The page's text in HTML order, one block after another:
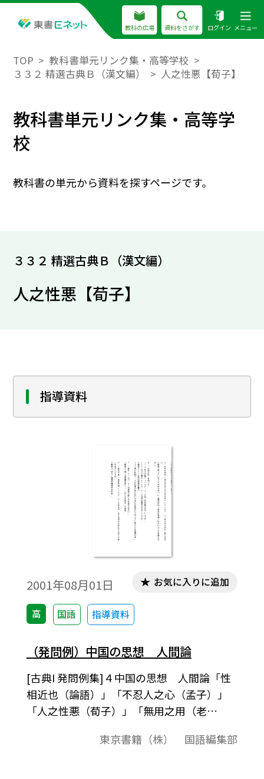
教科の広場 資料をさがす ログイン メニュー
TOP
教科書単元リンク集・高等学校
３３２ 精選古典Ｂ（漢文編）
人之性悪【荀子】
教科書単元リンク集・高等学
校
教科書の単元から資料を探すページです。
３３２ 精選古典Ｂ（漢文編）
人之性悪【荀子】
指導資料
2001年08月01日
高 国語 指導資料
お気に入りに追加
（発問例）中国の思想 人間論
[古典I 発問例集]４中国の思想 人間論「性
相近也（論語）」「不忍人之心（孟子）」
「人之性悪（荀子）」「無用之用（老
（555）」準拠、発問例集授業の中での発問
東京書籍（株） 国語編集部